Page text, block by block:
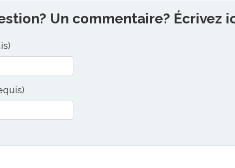
Un commentaire? Écrivez